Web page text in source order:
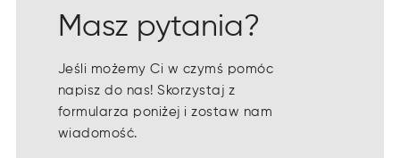
Masz pytania?
Jeśli możemy Ci w czymś pomóc
napisz do nas! Skorzystaj z
formularza poniżej i zostaw nam
wiadomość.